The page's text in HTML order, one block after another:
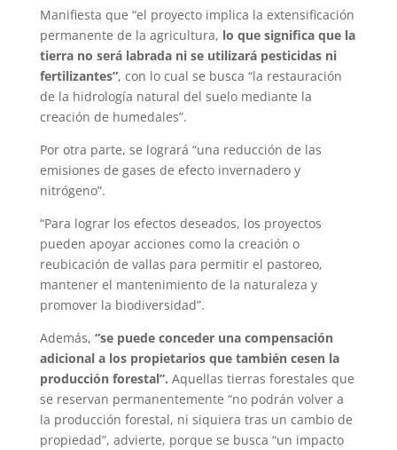
Manifiesta que “el proyecto implica la extensificación
permanente de la agricultura, lo que significa que la
tierra no será labrada ni se utilizará pesticidas ni
fertilizantes”, con lo cual se busca “la restauración
de la hidrología natural del suelo mediante la
creación de humedales”.
Por otra parte, se logrará “una reducción de las
emisiones de gases de efecto invernadero y
nitrógeno”.
“Para lograr los efectos deseados, los proyectos
pueden apoyar acciones como la creación o
reubicación de vallas para permitir el pastoreo,
mantener el mantenimiento de la naturaleza y
promover la biodiversidad”.
Además, “se puede conceder una compensación
adicional a los propietarios que también cesen la
producción forestal”. Aquellas tierras forestales que
se reservan permanentemente “no podrán volver a
la producción forestal, ni siquiera tras un cambio de
propiedad”, advierte, porque se busca “un impacto